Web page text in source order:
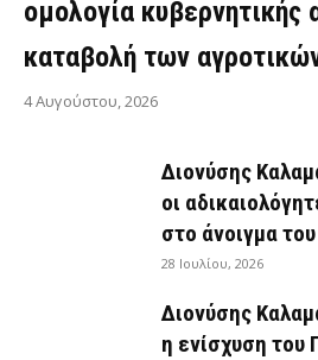
ομολογία κυβερνητικής
καταβολή των
4 Αυγούστου, 2026
Διονύσης
οι
στο άνοιγμα
28 Ιουλίου, 2026
Διονύσης
η ενίσχυση του